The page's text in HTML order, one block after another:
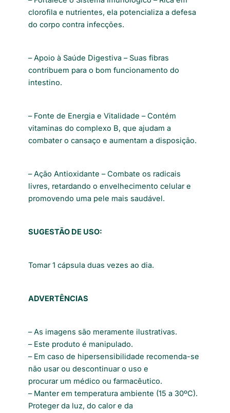
clorofila e nutrientes, ela potencializa a defesa
do corpo contra infecções.
– Apoio à Saúde Digestiva – Suas fibras
contribuem para o bom funcionamento do
intestino.
– Fonte de Energia e Vitalidade – Contém
vitaminas do complexo B, que ajudam a
combater o cansaço e aumentam a disposição.
– Ação Antioxidante – Combate os radicais
livres, retardando o envelhecimento celular e
promovendo uma pele mais saudável.
SUGESTÃO DE USO:
Tomar 1 cápsula duas vezes ao dia.
ADVERTÊNCIAS
– As imagens são meramente ilustrativas.
– Este produto é manipulado.
– Em caso de hipersensibilidade recomenda-se
não usar ou descontinuar o uso e
procurar um médico ou farmacêutico.
– Manter em temperatura ambiente (15 a 30ºC).
Proteger da luz, do calor e da